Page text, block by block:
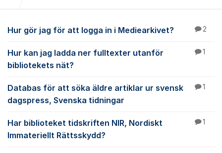
E-resurser och
Hur gör jag för att logga in i Mediearkivet? 2
Hur kan jag ladda ner fulltexter utanför
bibliotekets nät?
1
Databas för att söka äldre artiklar ur svensk
dagspress, Svenska tidningar
1
Har biblioteket tidskriften NIR, Nordiskt
Immateriellt Rättsskydd?
1